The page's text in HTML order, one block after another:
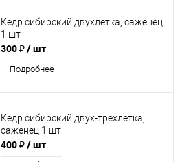
Кедр сибирский двухлетка, саженец
1 шт
300 ₽/ шт
Подробнее
Кедр сибирский двух-трехлетка,
саженец 1 шт
400 ₽/ шт